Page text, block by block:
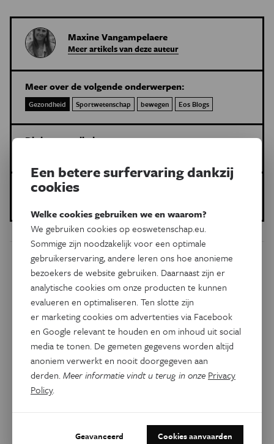
Maxine Vangampelaere
Meer artikels van deze auteur
Meer over de volgende onderwerpen:
Gezondheid Sportwetenschap bewegen Eos Blogs
Dit is een artikel van:
Gepubliceerd op:
Dit artikel delen op:
Facebook Twitter Linkedin
Gerelateerde artikels
Een betere surfervaring dankzij
cookies
Welke cookies gebruiken we en waarom?
We gebruiken cookies op eoswetenschap.eu.
Sommige zijn noodzakelijk voor een optimale
gebruikerservaring, andere leren ons hoe anonieme
bezoekers de website gebruiken. Daarnaast zijn er
analytische cookies om onze producten te kunnen
evalueren en optimaliseren. Ten slotte zijn
er marketing cookies om advertenties via Facebook
en Google relevant te houden en om inhoud uit social
media te tonen. De gemeten gegevens worden altijd
anoniem verwerkt en nooit doorgegeven aan
derden.Meer informatie vindt u terug in onze Privacy
Policy.
Geavanceerd Cookies aanvaarden